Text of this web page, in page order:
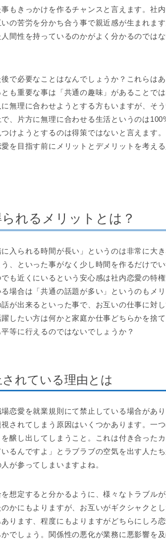
もきっかけを作るチャンスと言えます。社
の苦労を分かち合う事で親近感が生まれま
間性を持っているのかがよく分かるのではな
で必要なことはなんでしょうか？これらは
も重要な事は「共通の趣味」があることで
無理に合わせようとする方もいますが、そ
、片方に無理に合わせる生活というのは
けようとするのは得策ではないと言えます
を目指す前にメリットとデメリットを考え
れるメリットとは？
入られる時間が長い」というのは非常に大
、といった事がなく少し時間を作るだけで
も近くにいるという安心感は社内恋愛の特権
場合は「共通の話題が多い」というのもメ
が出来るといった事で、お互いの仕事に対
したい方は何かと家庭か仕事どちらかを捨
等に行えるのではないでしょうか？
れている理由とは
恋愛を就業規則にて禁止している場合があ
されてしまう原因はいくつかあります。一
醸し出してしまうこと。これは付き合った
るんですよ」とラブラブの空気を出す人たち
が参ってしまいますよね。
想定すると分かるように、様々なトラブル
かにもよりますが、お互いがギクシャクと
ります、程度にもよりますがどちらにしろ
でしょう。関係性の悪化が業務に悪影響を